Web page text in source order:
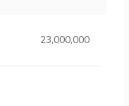
23,000,000